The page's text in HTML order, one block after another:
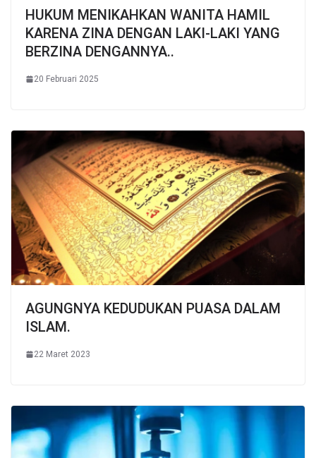
HUKUM MENIKAHKAN WANITA HAMIL
KARENA ZINA DENGAN LAKI-LAKI YANG
BERZINA DENGANNYA..
20 Februari 2025
AGUNGNYA KEDUDUKAN PUASA DALAM
ISLAM.
22 Maret 2023